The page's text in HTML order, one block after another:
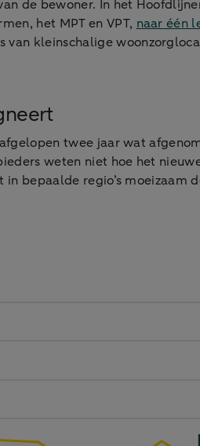
de bewoner. In het
het MPT en VPT, naar één
van kleinschalige
twee jaar wat
weten niet hoe het
bepaalde regio’s